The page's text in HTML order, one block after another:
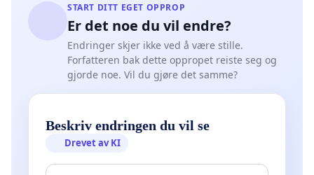
START DITT EGET OPPROP
Er det noe du vil endre?
Endringer skjer ikke ved å være stille.
Forfatteren bak dette oppropet reiste seg og
gjorde noe. Vil du gjøre det samme?
Beskriv endringen du vil se
Drevet av KI